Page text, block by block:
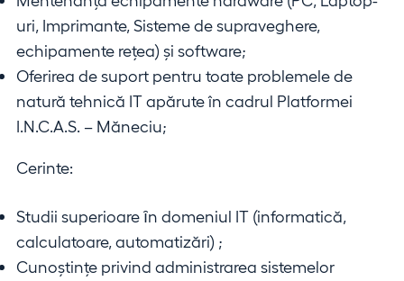
uri, Imprimante, Sisteme de supraveghere,
echipamente rețea) și software;
Oferirea de suport pentru toate problemele de
natură tehnică IT apărute în cadrul Platformei
I.N.C.A.S. – Măneciu;
Cerinte:
Studii superioare ȋn domeniul IT (informatică,
calculatoare, automatizări) ;
Cunoştinţe privind administrarea sistemelor